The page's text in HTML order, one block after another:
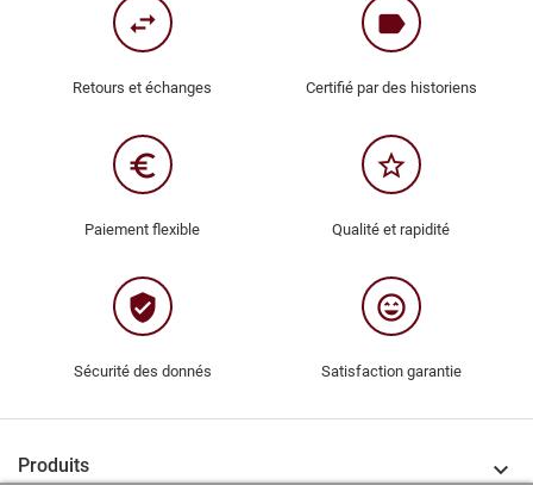
swap_horiz
Retours et échanges
label
Certifié par des historiens
euro_symbol
Paiement flexible
star_border
Qualité et rapidité
verified_user
Sécurité des donnés
sentiment_very_satisfied
Satisfaction garantie
Produits 